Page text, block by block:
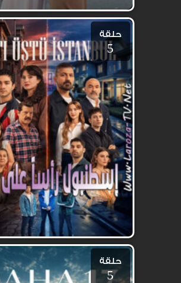
حلقة
5
حلقة
5